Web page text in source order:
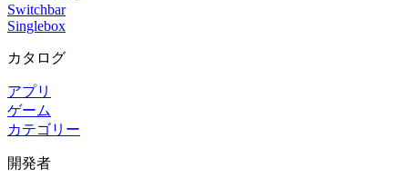
Switchbar
Singlebox
カタログ
アプリ
ゲーム
カテゴリー
開発者